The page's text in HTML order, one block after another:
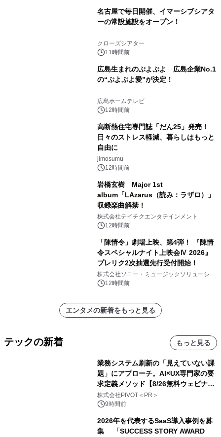
名古屋で毎日開催、イマーシブシアタ
ーの常設施設をオープン！
クローズシアター
11時間前
広島生まれのぷよぷよ 広島企業No.1
の“ぷよぷよ愛”が決定！
広島ホームテレビ
12時間前
高断熱住宅専門誌「だん25」発売！
日々のストレス軽減、暮らしはもっと
自由に
jimosumu
12時間前
岩橋玄樹 Major 1st
album「LAzarus（読み：ラザロ）」
収録楽曲解禁！
株式会社テイチクエンタテインメント
12時間前
「陳情令」劇場上映、第4弾！ 『陳情
令スペシャルナイト上映会Ⅳ 2026』
プレリク2次抽選先行受付開始！
株式会社ソニー・ミュージックソリューショ
ンズ12時間前
エンタメの新着をもっと見る
テックの新着 もっと見る
業務システム刷新の「見えていない課
題」にアプローチ。AI×UX専門家の要
求定義メソッド【8/26無料ウェビナ
ー】株式会社PIVOT
株式会社PIVOT＜PR＞
9時間前
2026年を代表するSaaS導入事例を募
集 「SUCCESS STORY AWARD